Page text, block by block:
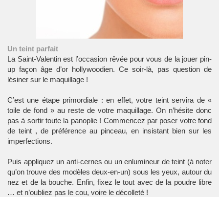
Un teint parfait
La Saint-Valentin est l’occasion rêvée pour vous de la jouer pin-
up façon âge d’or hollywoodien. Ce soir-là, pas question de
lésiner sur le maquillage !
C’est une étape primordiale : en effet, votre teint servira de «
toile de fond » au reste de votre maquillage. On n’hésite donc
pas à sortir toute la panoplie ! Commencez par poser votre fond
de teint , de préférence au pinceau, en insistant bien sur les
imperfections.
Puis appliquez un anti-cernes ou un enlumineur de teint (à noter
qu’on trouve des modèles deux-en-un) sous les yeux, autour du
nez et de la bouche. Enfin, fixez le tout avec de la poudre libre
… et n’oubliez pas le cou, voire le décolleté !